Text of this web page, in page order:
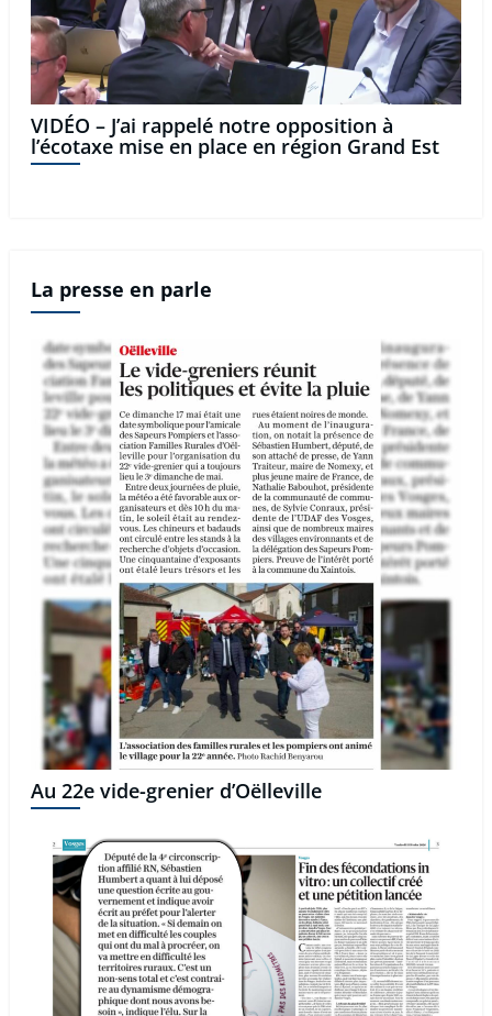
VIDÉO – J’ai rappelé notre opposition à
l’écotaxe mise en place en région Grand Est
La presse en parle
Au 22e vide-grenier d’Oëlleville